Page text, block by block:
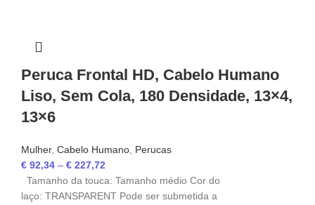
Peruca Frontal HD, Cabelo Humano
Liso, Sem Cola, 180 Densidade, 13×4,
13×6
Mulher, Cabelo Humano, Perucas
€ 92,34 – € 227,72
Tamanho da touca: Tamanho médio Cor do
laço: TRANSPARENT Pode ser submetida a